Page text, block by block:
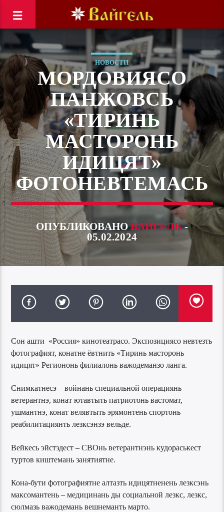
НОВОСТИ
МОРДОВИЯСО
ПАНЖОВСЬ
«ТИРИНЬ
МАСТОРОНЬ
ИДИЦЯТ»
ФОТОНЕВТЕМАСЬ
ОПУБЛИКОВАНОВАЙГЕЛЬ-
05.02.2024
Сон ашти «Россия» кинотеатрасо. Экспозициясо невтезть
фотографият, конатне ёвтнить «Тиринь масторонь
идицят» Региононь филиалонь важодеманзо ланга.
Снимкатнесэ – войнань специальной операциянь
ветерантнэ, конат ютавтыть патриотонь вастомат,
ушмантнэ, конат велявтыть эрямонтень спортонь
реабилитациянть лезксэнзэ вельде.
Вейкесь эйстэдест – СВОнь ветерантнэнь кудораськест
туртов киштемань занятиятне.
Кона-бути фотографиятне алтазть идицятненень лезксэнь
максомантень – медицинань ды социальной лезкс, лезкс,
сюлмазь важодемань вешнеманть марто.